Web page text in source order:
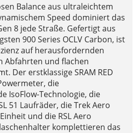
Balance aus ultraleichtem
Speed dominiert das
8 jede Straße. Gefertigt aus
900 Series OCLV Carbon, ist
auf herausfordernden
Abfahrten und flachen
Der erstklassige SRAM RED
die
IsoFlow-Technologie, die
51 Laufräder, die Trek Aero
und die RSL Aero
komplettieren das